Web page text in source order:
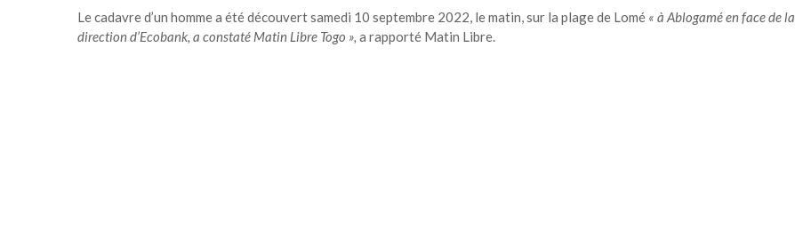
Le cadavre d’un homme a été découvert samedi 10 septembre 2022, le matin, sur la plage de Lomé « à Ablogamé en face de la
direction d’Ecobank, a constaté Matin Libre Togo », a rapporté Matin Libre.